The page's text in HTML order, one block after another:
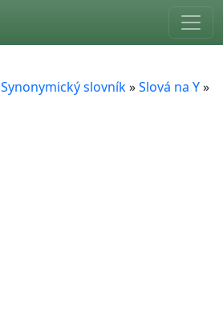
Synonymický slovník»Slová na Y»